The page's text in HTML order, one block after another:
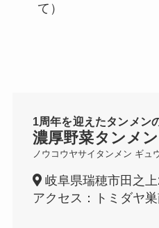
て）
1周年を迎えたタンメン
濃厚野菜タンメ
ノウコウヤサイタンメン ギュ
岐阜県瑞穂市田之
アクセス：トミダヤ